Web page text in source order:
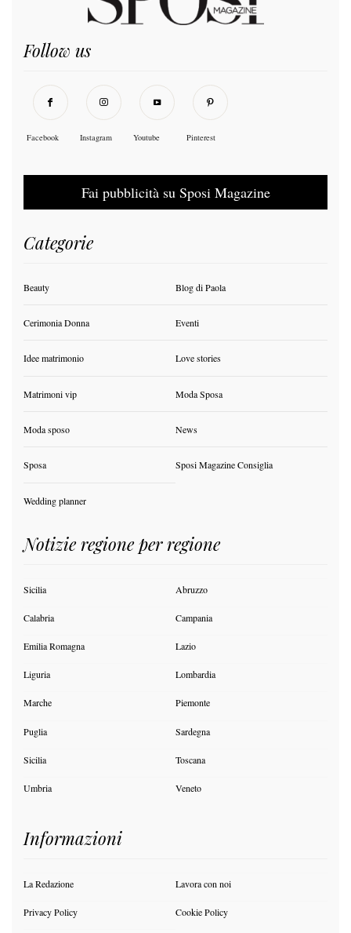
Follow us
Facebook Instagram Youtube Pinterest
Fai pubblicità su Sposi Magazine
Categorie
Beauty Blog di Paola
Cerimonia Donna Eventi
Idee matrimonio Love stories
Matrimoni vip Moda Sposa
Moda sposo News
Sposa Sposi Magazine Consiglia
Wedding planner
Notizie regione per regione
Sicilia Abruzzo
Calabria Campania
Emilia Romagna Lazio
Liguria Lombardia
Marche Piemonte
Puglia Sardegna
Sicilia Toscana
Umbria Veneto
Informazioni
La Redazione Lavora con noi
Privacy Policy Cookie Policy